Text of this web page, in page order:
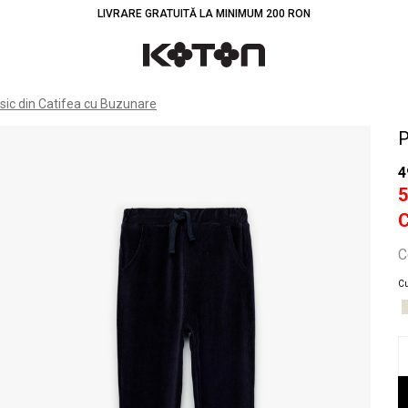
LIVRARE GRATUITĂ LA MINIMUM 200 RON
din Catifea cu Buzunare